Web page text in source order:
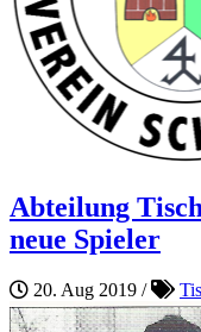
Abteilung
neue Spieler
20. Aug 2019 /